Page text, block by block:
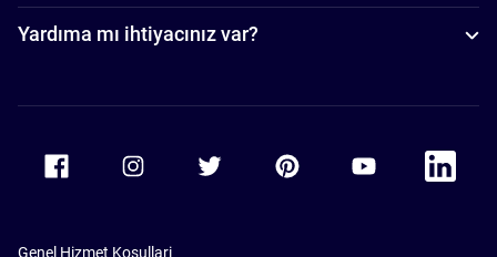
Yardıma mı ihtiyacınız var?
Accor Youtube
Accor
Genel Hizmet Koşullari